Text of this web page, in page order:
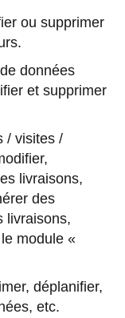
ou supprimer
données
et supprimer
/ visites /
livraisons,
des
livraisons,
module «
déplanifier,
etc.